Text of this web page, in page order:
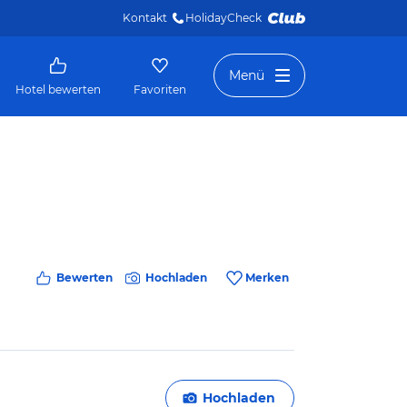
Kontakt HolidayCheck
Hotel bewerten Favoriten
Menü
Bewerten Hochladen Merken
Hochladen